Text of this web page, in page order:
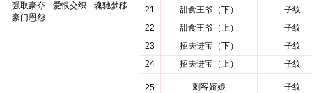
强取豪夺
爱恨交织
魂驰梦移
豪门恩怨
21
甜食王爷（下）
子纹
22
甜食王爷（上）
子纹
23
招夫进宝（下）
子纹
24
招夫进宝（上） 子纹
25 刺客娇娘 子纹